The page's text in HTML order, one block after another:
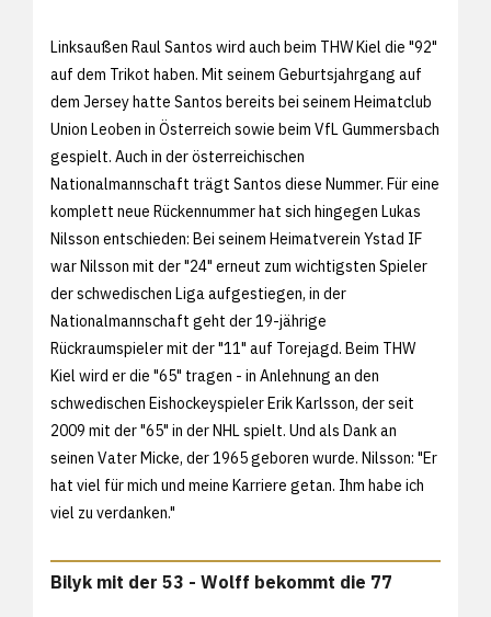
Linksaußen Raul Santos wird auch beim THW Kiel die "92"
auf dem Trikot haben. Mit seinem Geburtsjahrgang auf
dem Jersey hatte Santos bereits bei seinem Heimatclub
Union Leoben in Österreich sowie beim VfL Gummersbach
gespielt. Auch in der österreichischen
Nationalmannschaft trägt Santos diese Nummer. Für eine
komplett neue Rückennummer hat sich hingegen Lukas
Nilsson entschieden: Bei seinem Heimatverein Ystad IF
war Nilsson mit der "24" erneut zum wichtigsten Spieler
der schwedischen Liga aufgestiegen, in der
Nationalmannschaft geht der 19-jährige
Rückraumspieler mit der "11" auf Torejagd. Beim THW
Kiel wird er die "65" tragen - in Anlehnung an den
schwedischen Eishockeyspieler Erik Karlsson, der seit
2009 mit der "65" in der NHL spielt. Und als Dank an
seinen Vater Micke, der 1965 geboren wurde. Nilsson: "Er
hat viel für mich und meine Karriere getan. Ihm habe ich
viel zu verdanken."
Bilyk mit der 53 - Wolff bekommt die 77